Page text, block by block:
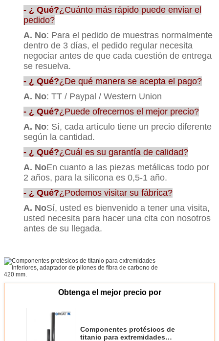
- ¿ Qué?¿Cuánto más rápido puede enviar el
pedido?
A. No: Para el pedido de muestras normalmente
dentro de 3 días, el pedido regular necesita
negociar antes de que cada cuestión de entrega
se resuelva.
- ¿ Qué?¿De qué manera se acepta el pago?
A. No: TT / Paypal / Western Union
- ¿ Qué?¿Puede ofrecernos el mejor precio?
A. No: Sí, cada artículo tiene un precio diferente
según la cantidad.
- ¿ Qué?¿Cuál es su garantía de calidad?
A. NoEn cuanto a las piezas metálicas todo por
2 años, para la silicona es 0,5-1 año.
- ¿ Qué?¿Podemos visitar su fábrica?
A. NoSí, usted es bienvenido a tener una visita,
usted necesita para hacer una cita con nosotros
antes de su llegada.
Obtenga el mejor precio por
Componentes protésicos de
titanio para extremidades